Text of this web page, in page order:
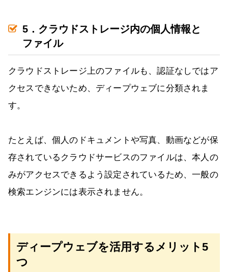
5．クラウドストレージ内の個人情報と
ファイル
クラウドストレージ上のファイルも、認証なしではア
クセスできないため、ディープウェブに分類されま
す。
たとえば、個人のドキュメントや写真、動画などが保
存されているクラウドサービスのファイルは、本人の
みがアクセスできるよう設定されているため、一般の
検索エンジンには表示されません。
ディープウェブを活用するメリット5
つ